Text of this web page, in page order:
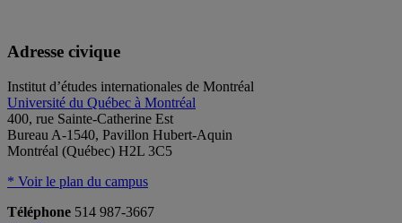
Adresse civique
Institut d’études internationales de Montréal
Université du Québec à Montréal
400, rue Sainte-Catherine Est
Bureau A-1540, Pavillon Hubert-Aquin
Montréal (Québec) H2L 3C5
* Voir le plan du campus
Téléphone 514 987-3667